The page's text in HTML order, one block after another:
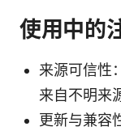
使用中的
来源可信性
来自不明来
更新与兼容